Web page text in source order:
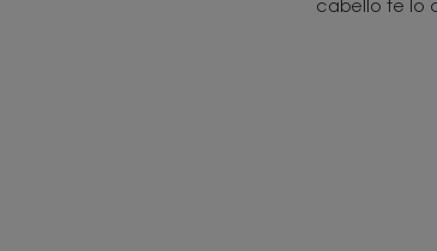
cabello te lo